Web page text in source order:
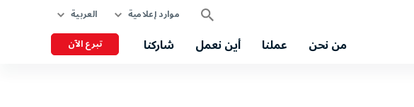
موارد إعلامية العربية
من نحن عملنا أين نعمل شاركنا تبرع الآن